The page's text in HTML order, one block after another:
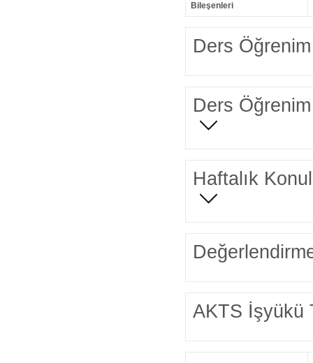
Bileşenleri
Ders Öğrenim
Ders Öğrenim
Haftalık
AKTS İşyükü